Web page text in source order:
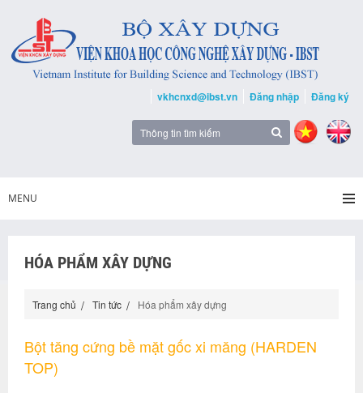
vkhcnxd@ibst.vn Đăng nhập Đăng ký
MENU
HÓA PHẨM XÂY DỰNG
Trang chủ Tin tức Hóa phẩm xây dựng
Bột tăng cứng bề mặt gốc xi măng (HARDEN
TOP)